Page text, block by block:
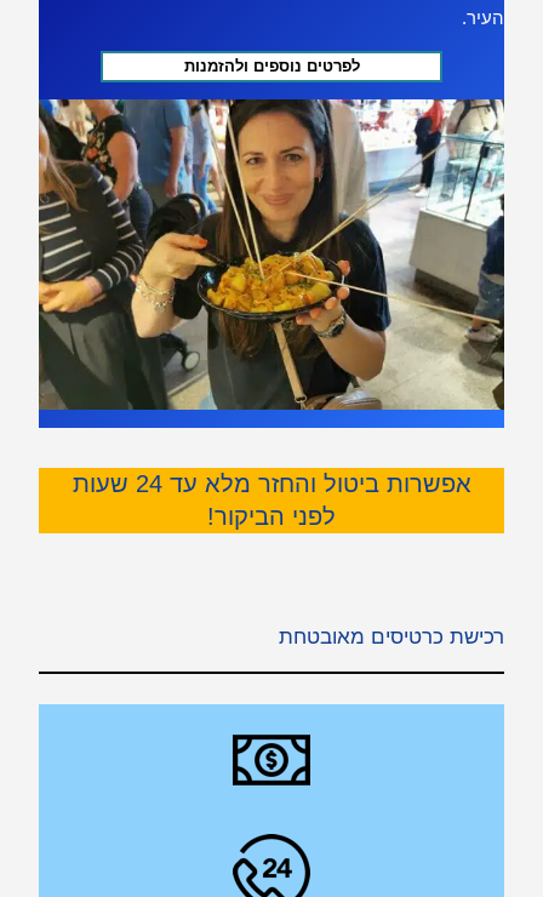
העיר.
לפרטים נוספים ולהזמנות
אפשרות ביטול והחזר מלא עד 24 שעות
לפני הביקור!
רכישת כרטיסים מאובטחת